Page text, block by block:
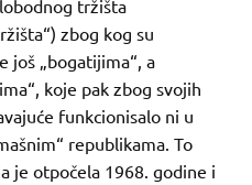
tržišta
zbog kog su
još „bogatijima“, a
koje pak zbog svojih
funkcionisalo ni u
republikama. To
je otpočela 1968. godine i